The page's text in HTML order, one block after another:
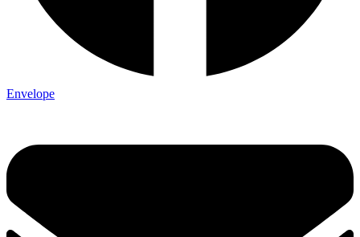
Envelope